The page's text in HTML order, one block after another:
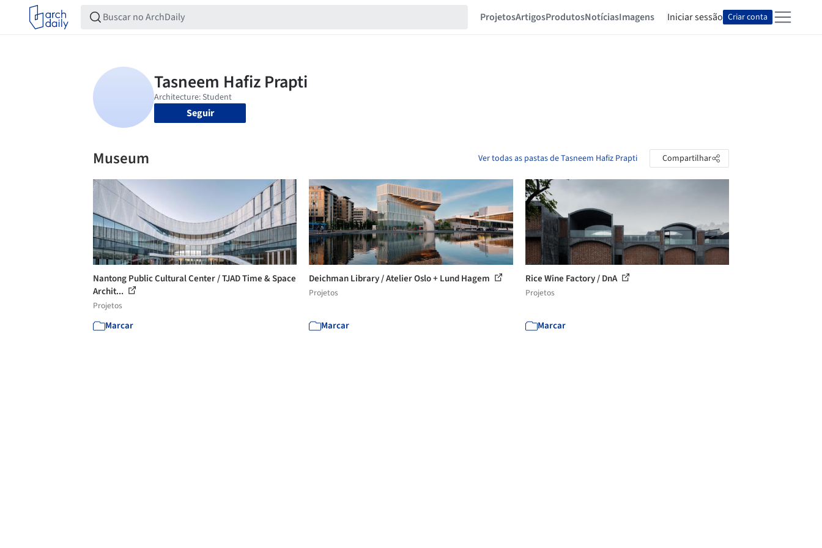
ProjetosArtigosProdutosNotíciasImagens Iniciar sessão Criar conta
Seguir
Museum Ver todas as pastas de Tasneem Hafiz Prapti Compartilhar
Nantong Public Cultural Center / TJAD Time & Space
Archit...
Projetos
Marcar
Deichman Library / Atelier Oslo + Lund Hagem
Projetos
Marcar
Rice Wine Factory / DnA
Projetos
Marcar